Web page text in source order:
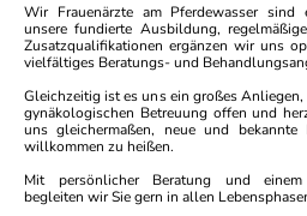
Wir Frauenärzte am Pferdewasser sind
unsere fundierte Ausbildung,
Zusatzqualifikationen ergänzen wir uns
vielfältiges Beratungs- und
Gleichzeitig ist es uns ein großes Anliegen,
gynäkologischen Betreuung offen und
uns gleichermaßen, neue und
willkommen zu heißen.
Mit persönlicher Beratung und einem
begleiten wir Sie gern in allen